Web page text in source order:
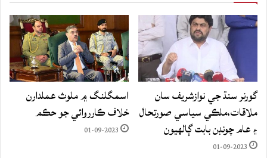
گورنر سنڌ جي نوازشريف سان
ملاقات،ملڪي سياسي صورتحال
۽ عام چونڊن بابت ڳالهيون
01-09-2023
اسمگلنگ ۾ ملوث عملدارن
خلاف ڪارروائي جو حڪم
01-09-2023